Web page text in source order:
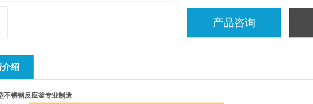
产品咨询
介绍
不锈钢反应釜专业制造